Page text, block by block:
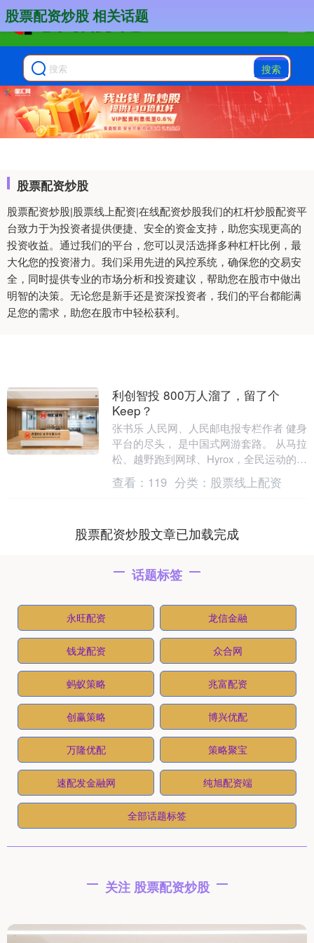
搜索
股票配资炒股
股票配资炒股|股票线上配资|在线配资炒股我们的杠杆炒股配资平
台致力于为投资者提供便捷、安全的资金支持，助您实现更高的
投资收益。通过我们的平台，您可以灵活选择多种杠杆比例，最
大化您的投资潜力。我们采用先进的风控系统，确保您的交易安
全，同时提供专业的市场分析和投资建议，帮助您在股市中做出
明智的决策。无论您是新手还是资深投资者，我们的平台都能满
足您的需求，助您在股市中轻松获利。
股票配资炒股 相关话题
利创智投 800万人溜了，留了个
Keep？
张书乐 人民网、人民邮电报专栏作者 健身
平台的尽头， 是中国式网游套路。 从马拉
松、越野跑到网球、Hyrox，全民运动的风
潮依然热辣滚烫，但“运动科技第一股”K....
查看： 119 分类： 股票线上配资
股票配资炒股文章已加载完成
话题标签
永旺配资 龙信金融
钱龙配资 众合网
蚂蚁策略 兆富配资
创赢策略 博兴优配
万隆优配 策略聚宝
速配发金融网 纯旭配资端
全部话题标签
关注 股票配资炒股